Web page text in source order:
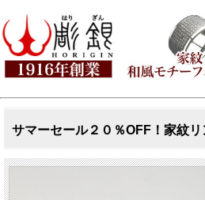
サマーセール２０％OFF！家紋